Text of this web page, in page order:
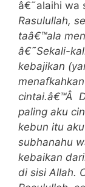
â€˜alaihi wa
Rasulullah,
taâ€™ala
â€˜Sekali-
kebajikan
cintai.â€™Â
paling aku
kebun itu
subhanahu
kebaikan
di sisi Allah.